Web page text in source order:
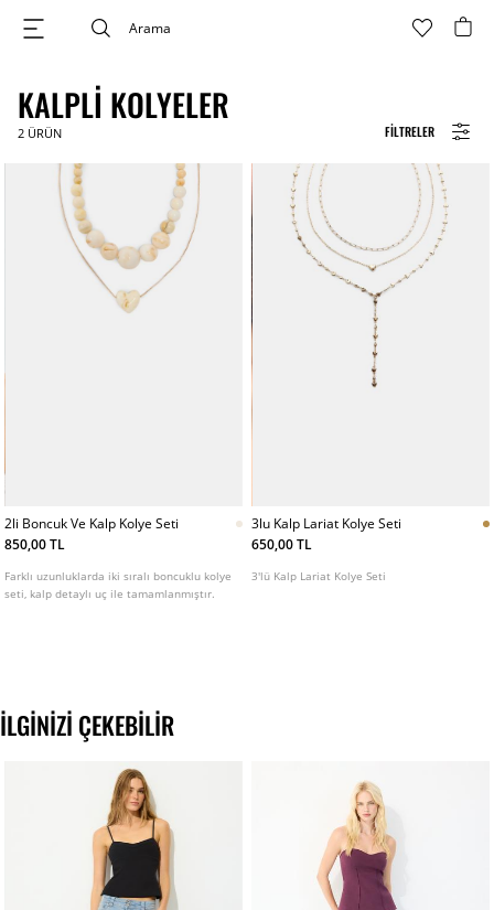
FILTRELER
KALPLI KOLYELER
2 ÜRÜN
2li Boncuk Ve Kalp Kolye Seti
850,00 TL
Farklı uzunluklarda iki sıralı boncuklu kolye
seti, kalp detaylı uç ile tamamlanmıştır.
3lu Kalp Lariat Kolye Seti
650,00 TL
3'lü Kalp Lariat Kolye Seti
İLGINIZI ÇEKEBILIR